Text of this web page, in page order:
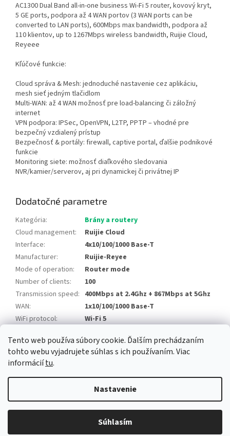
Tento web používa súbory cookie. Ďalším prechádzaním
tohto webu vyjadrujete súhlas s ich používaním. Viac
informáciítu.
Nastavenie
Súhlasím
AC1300 Dual Band all-in-one business Wi-Fi 5 router, kovový kryt,
5 GE ports, podpora až 4 WAN portov (3 WAN ports can be
converted to LAN ports), 600Mbps max bandwidth, podpora až
110 klientov, up to 1267Mbps wireless bandwidth, Ruijie Cloud,
Reyeee
Kľúčové funkcie:
Cloud správa & Mesh: jednoduché nastavenie cez aplikáciu,
mesh sieť jedným tlačidlom
Multi‑WAN: až 4 WAN možnosť pre load‑balancing či záložný
internet
VPN podpora: IPSec, OpenVPN, L2TP, PPTP – vhodné pre
bezpečný vzdialený prístup
Bezpečnosť & portály: firewall, captive portal, ďalšie podnikové
funkcie
Monitoring siete: možnosť diaľkového sledovania
NVR/kamier/serverov, aj pri dynamickej či privátnej IP
Dodatočné parametre
Kategória:
Brány a routery
Cloud management:
Ruijie Cloud
Interface:
4x10/100/1000 Base-T
Manufacturer:
Ruijie-Reyee
Mode of operation:
Router mode
Number of clients:
100
Transmission speed: 400Mbps at 2.4Ghz + 867Mbps at 5Ghz
WAN:
1x10/100/1000 Base-T
WiFi protocol: Wi-Fi 5
Newsletter
Copyright 2026Alarm automatika B2B. Všetky práva vyhradené.
Upraviť nastavenie cookies